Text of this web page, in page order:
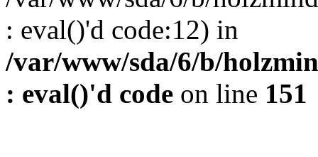
: eval()'d code:12) in
/var/www/sda/6/b/
: eval()'d code on line 151